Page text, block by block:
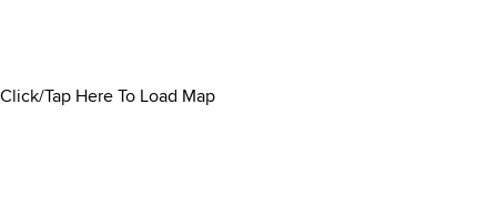
Click/Tap Here To Load Map